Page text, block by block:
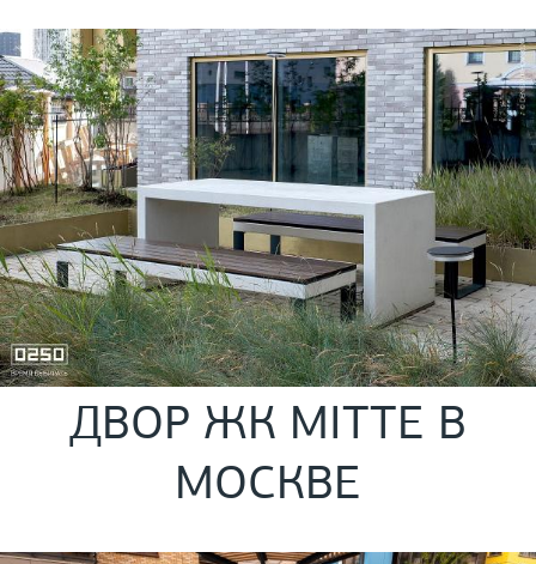
ДВОР ЖК MITTE В
МОСКВЕ